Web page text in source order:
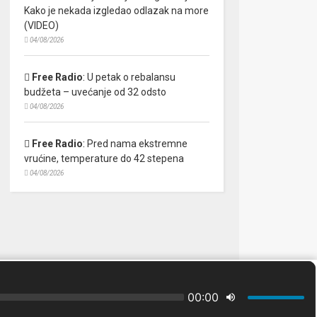
Kako je nekada izgledao odlazak na more
(VIDEO)
04/08/2026
Free Radio: U petak o rebalansu
budžeta – uvećanje od 32 odsto
04/08/2026
Free Radio: Pred nama ekstremne
vrućine, temperature do 42 stepena
04/08/2026